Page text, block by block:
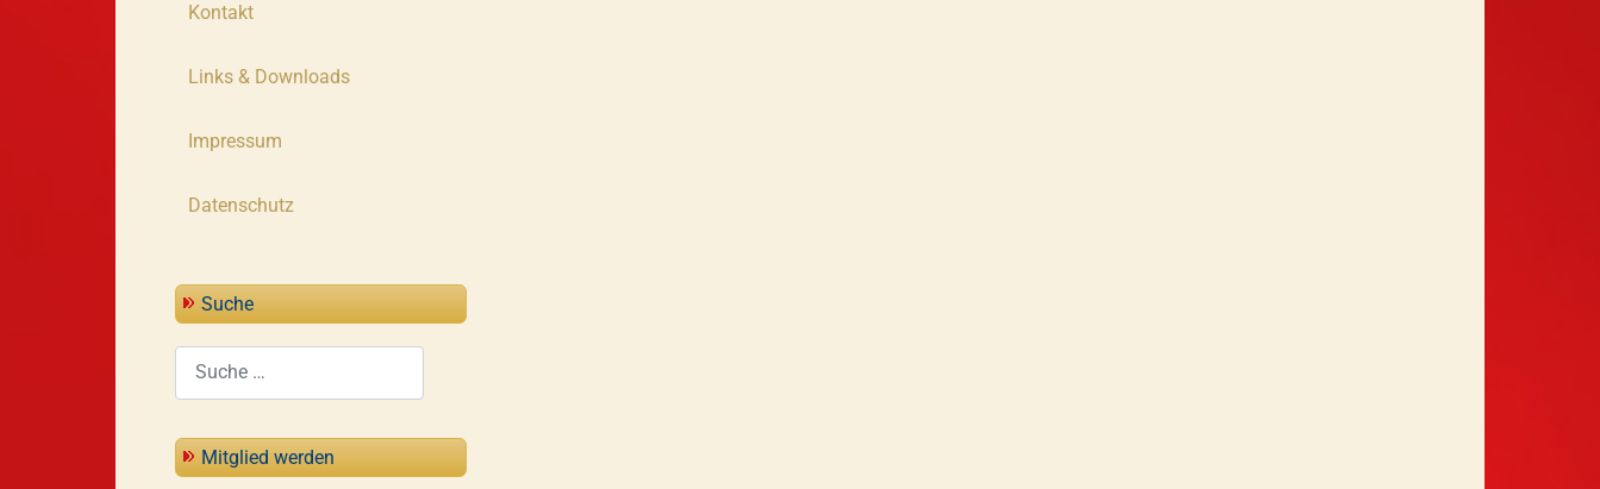
Kontakt
Links & Downloads
Impressum
Datenschutz
Suche
Suchen
Mitglied werden